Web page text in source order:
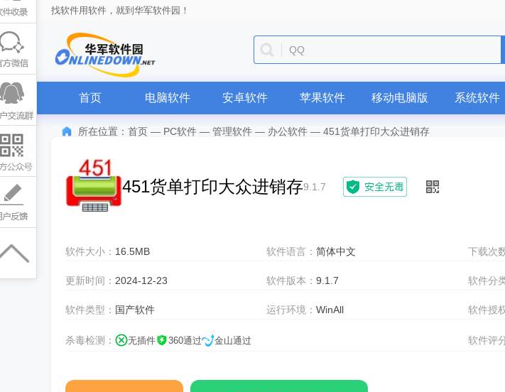
找软件用软件，就到华军软件园！
QQ
首页 电脑软件 安卓软件 苹果软件 移动电脑版 系统软件
所在位置： 首页 — PC软件 — 管理软件 — 办公软件 — 451货单打印大众进销存
451货单打印大众进销存9.1.7
软件大小： 16.5MB 软件语言：简体中文 下载次
更新时间： 2024-12-23 软件版本：9.1.7 软件分
软件类型： 国产软件 运行环境：WinAll 软件授
杀毒检测： 无插件 360通过 金山通过 软件评